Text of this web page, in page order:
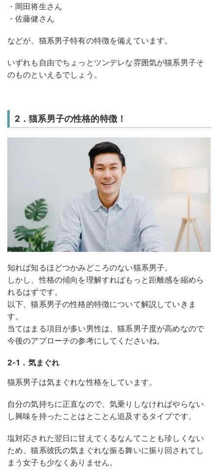
・岡田将生さん
・佐藤健さん
などが、猫系男子特有の特徴を備えています。
いずれも自由でちょっとツンデレな雰囲気が猫系男子そ
のものといえるでしょう。
2．猫系男子の性格的特徴！
知れば知るほどつかみどころのない猫系男子。
しかし、性格の傾向を理解すればもっと距離感を縮めら
れるはずです。
以下、猫系男子の性格的特徴について解説していきま
す。
当てはまる項目が多い男性は、猫系男子度が高めなので
今後のアプローチの参考にしてくださいね。
2-1．気まぐれ
猫系男子は気まぐれな性格をしています。
自分の気持ちに正直なので、気乗りしなければやらない
し興味を持ったことはとことん追及するタイプです。
塩対応された翌日に甘えてくるなんてことも珍しくない
ため、猫系彼氏の気まぐれな振る舞いに振り回されてし
まう女子も少なくありません。